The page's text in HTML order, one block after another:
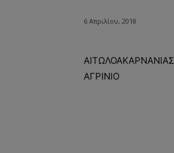
6 Απριλίου, 2018
ΑΙΤΩΛΟΑΚΑΡΝΑΝΙΑΣ
ΑΓΡΙΝΙΟ